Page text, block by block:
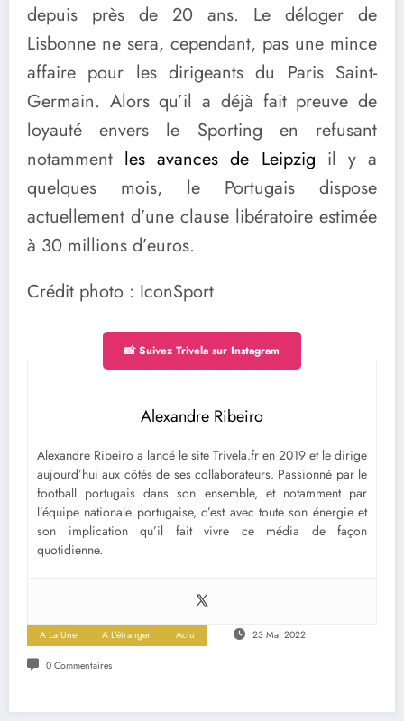
depuis près de 20 ans. Le déloger de
Lisbonne ne sera, cependant, pas une mince
affaire pour les dirigeants du Paris Saint-
Germain. Alors qu’il a déjà fait preuve de
loyauté envers le Sporting en refusant
notamment les avances de Leipzig il y a
quelques mois, le Portugais dispose
actuellement d’une clause libératoire estimée
à 30 millions d’euros.
Crédit photo : IconSport
📸 Suivez Trivela sur Instagram
Alexandre Ribeiro
Alexandre Ribeiro a lancé le site Trivela.fr en 2019 et le dirige
aujourd’hui aux côtés de ses collaborateurs. Passionné par le
football portugais dans son ensemble, et notamment par
l’équipe nationale portugaise, c’est avec toute son énergie et
son implication qu’il fait vivre ce média de façon
quotidienne.
A La Une A L'étranger Actu 23 Mai 2022
0 Commentaires